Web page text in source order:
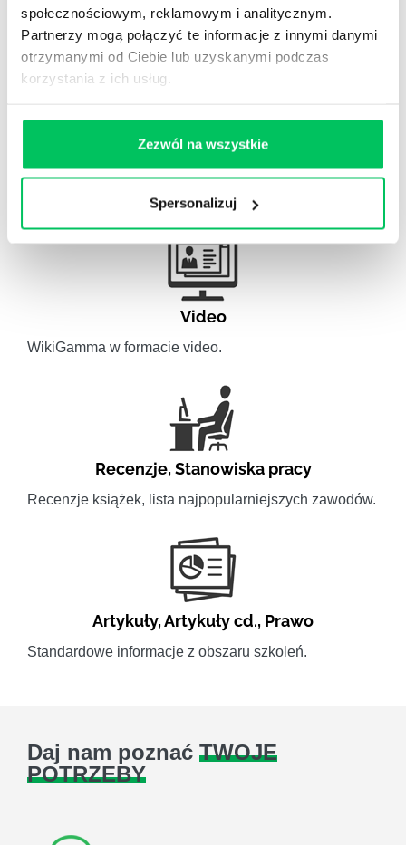
społecznościowym, reklamowym i analitycznym.
Partnerzy mogą połączyć te informacje z innymi danymi
otrzymanymi od Ciebie lub uzyskanymi podczas
korzystania z ich usług.
Zezwól na wszystkie
Spersonalizuj
obszaru HR.
Artykuły eksperckie
Artykuły związane ze szkoleniami eksperckimi.
Video
WikiGamma w formacie video.
Recenzje,Stanowiska pracy
Recenzje książek, lista najpopularniejszych zawodów.
Artykuły,Artykuły cd., Prawo
Standardowe informacje z obszaru szkoleń.
Daj nam poznać TWOJE
POTRZEBY